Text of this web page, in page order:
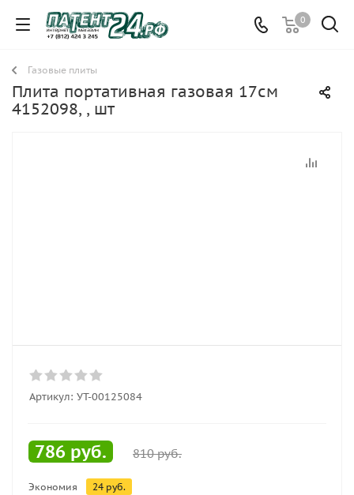
0
Газовые плиты
Плита портативная газовая 17см
4152098, , шт
Артикул: УТ-00125084
786 руб. 810руб.
Экономия 24 руб.